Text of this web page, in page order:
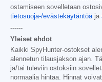
ostamiseen sovelletaan
tietosuoja-/evästekäytäntöäja
------
Yleiset ehdot
Kaikki SpyHunter-ostokset
alennetun tilausjakson ajan.
ja/tai tuleviin ostoksiin
normaalia hintaa. Hinnat